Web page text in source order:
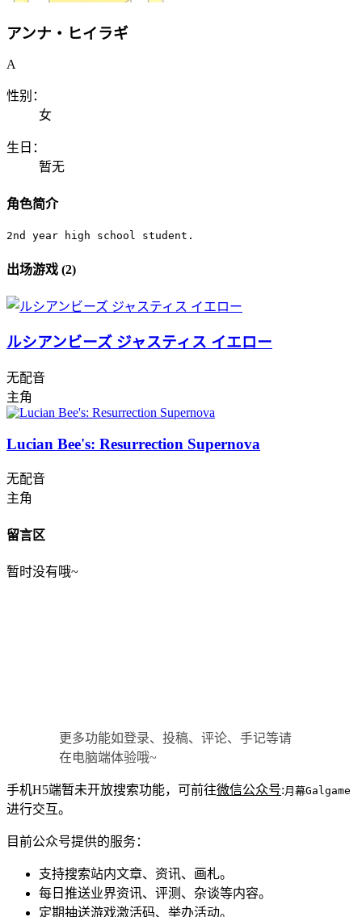
アンナ・ヒイラギ
A
性别：
女
生日：
暂无
角色简介
2nd year high school student.
出场游戏 (2)
ルシアンビーズ ジャスティス イエロー
无配音
主角
Lucian Bee's: Resurrection Supernova
无配音
主角
留言区
暂时没有哦~
更多功能如登录、投稿、评论、手记等请
在电脑端体验哦~
手机H5端暂未开放搜索功能，可前往微信公众号:月幕Galgame
进行交互。
目前公众号提供的服务：
支持搜索站内文章、资讯、画札。
每日推送业界资讯、评测、杂谈等内容。
定期抽送游戏激活码、举办活动。